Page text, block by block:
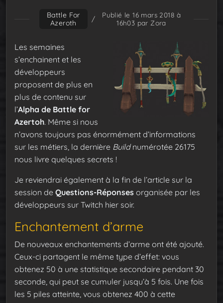
Battle For
Azeroth
/
Publié le 16 mars 2018 à
16h03 par Zora
Les semaines
s’enchainent et les
développeurs
proposent de plus en
plus de contenu sur
l’Alpha de Battle for
Azertoh. Même si nous
n’avons toujours pas énormément d’informations
sur les métiers, la dernière Buildnumérotée 26175
nous livre quelques secrets !
Je reviendrai également à la fin de l’article sur la
session de Questions-Réponses organisée par les
développeurs sur Twitch hier soir.
Enchantement d’arme
De nouveaux enchantements d’arme ont été ajouté.
Ceux-ci partagent le même type d’effet: vous
obtenez 50 à une statistique secondaire pendant 30
seconde, qui peut se cumuler jusqu’à 5 fois. Une fois
les 5 piles atteinte, vous obtenez 400 à cette